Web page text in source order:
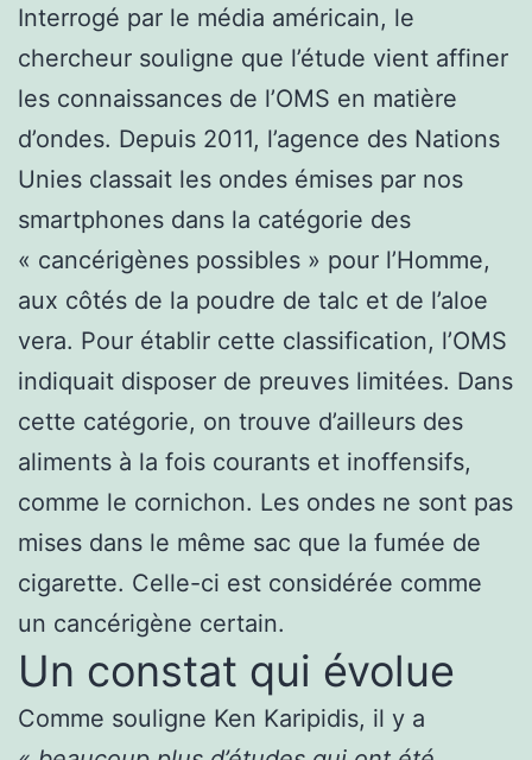
Interrogé par le média américain, le
chercheur souligne que l’étude vient affiner
les connaissances de l’OMS en matière
d’ondes. Depuis 2011, l’agence des Nations
Unies classait les ondes émises par nos
smartphones dans la catégorie des
« cancérigènes possibles » pour l’Homme,
aux côtés de la poudre de talc et de l’aloe
vera. Pour établir cette classification, l’OMS
indiquait disposer de preuves limitées. Dans
cette catégorie, on trouve d’ailleurs des
aliments à la fois courants et inoffensifs,
comme le cornichon. Les ondes ne sont pas
mises dans le même sac que la fumée de
cigarette. Celle-ci est considérée comme
un cancérigène certain.
Un constat qui évolue
Comme souligne Ken Karipidis, il y a